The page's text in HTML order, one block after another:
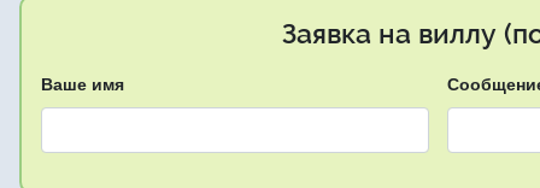
Заявка на виллу
Ваше имя